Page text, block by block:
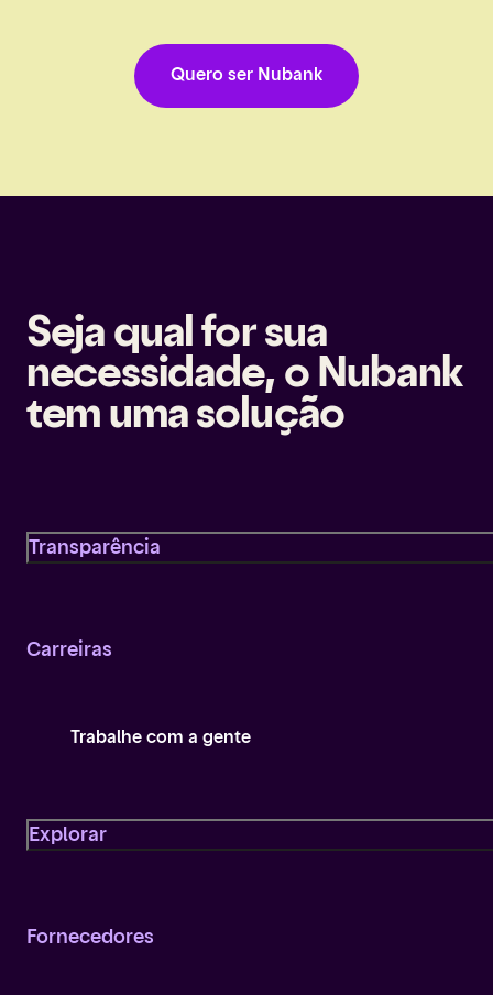
Quero ser Nubank
Seja qual for sua
necessidade, o Nubank
tem uma solução
Transparência
Carreiras
Trabalhe com a gente
Explorar
Fornecedores